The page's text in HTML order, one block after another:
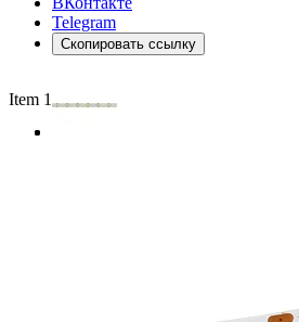
Telegram
Скопировать ссылку
Item 1 of 3